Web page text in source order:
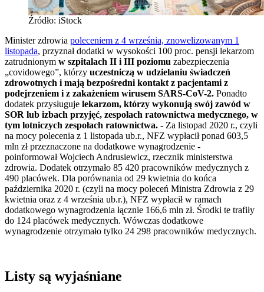
Źródło: iStock
Minister zdrowia poleceniem z 4 września, znowelizowanym 1
listopada, przyznał dodatki w wysokości 100 proc. pensji lekarzom
zatrudnionym w szpitalach II i III poziomu zabezpieczenia
„covidowego”, którzy uczestniczą w udzielaniu świadczeń
zdrowotnych i mają bezpośredni kontakt z pacjentami z
podejrzeniem i z zakażeniem wirusem SARS-CoV-2. Ponadto
dodatek przysługuje lekarzom, którzy wykonują swój zawód w
SOR lub izbach przyjęć, zespołach ratownictwa medycznego, w
tym lotniczych zespołach ratownictwa. - Za listopad 2020 r., czyli
na mocy polecenia z 1 listopada ub.r., NFZ wypłacił ponad 603,5
mln zł przeznaczone na dodatkowe wynagrodzenie -
poinformował Wojciech Andrusiewicz, rzecznik ministerstwa
zdrowia. Dodatek otrzymało 85 420 pracowników medycznych z
490 placówek. Dla porównania od 29 kwietnia do końca
października 2020 r. (czyli na mocy poleceń Ministra Zdrowia z 29
kwietnia oraz z 4 września ub.r.), NFZ wypłacił w ramach
dodatkowego wynagrodzenia łącznie 166,6 mln zł. Środki te trafiły
do 124 placówek medycznych. Wówczas dodatkowe
wynagrodzenie otrzymało tylko 24 298 pracowników medycznych.
Listy są wyjaśniane